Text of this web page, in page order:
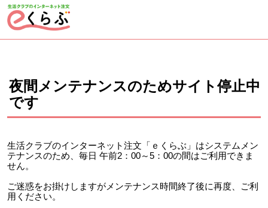
ページの先頭です。
夜間メンテナンスのためサイト停止中
です
生活クラブのインターネット注文「ｅくらぶ」はシステムメン
テナンスのため、毎日 午前2：00～5：00の間はご利用できま
せん。
ご迷惑をお掛けしますがメンテナンス時間終了後に再度、ご利
用ください。